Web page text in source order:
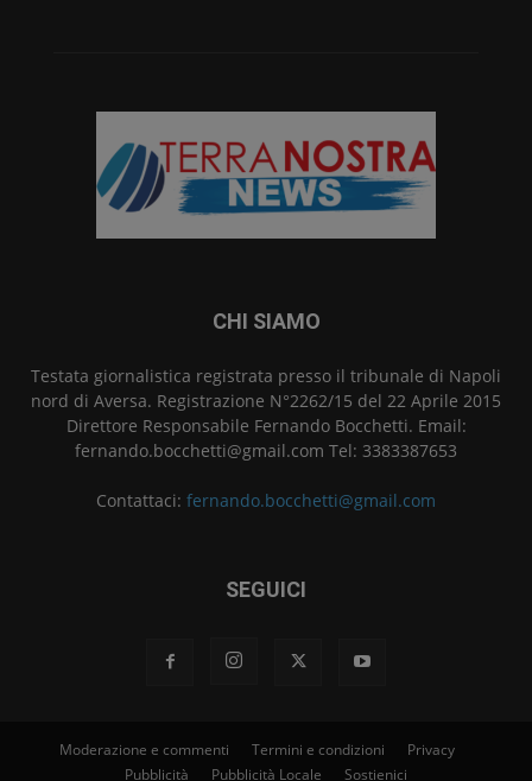
CHI SIAMO
Testata giornalistica registrata presso il tribunale di Napoli
nord di Aversa. Registrazione N°2262/15 del 22 Aprile 2015
Direttore Responsabile Fernando Bocchetti. Email:
fernando.bocchetti@gmail.com Tel: 3383387653
Contattaci: fernando.bocchetti@gmail.com
SEGUICI
Moderazione e commenti Termini e condizioni
Privacy
Pubblicità
Pubblicità Locale Sostienici